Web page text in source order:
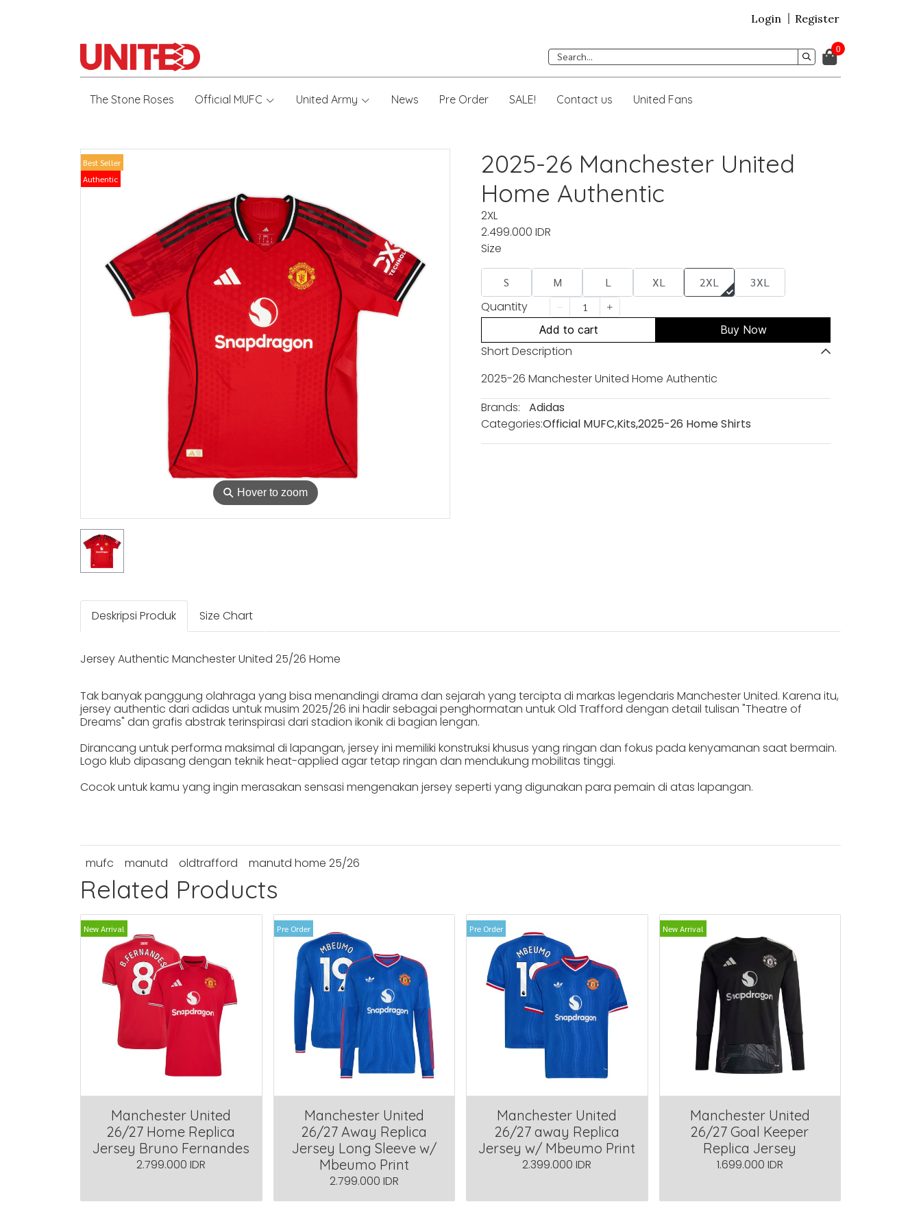
Login Register
0
The Stone Roses Official MUFC United Army News Pre Order SALE! Contact us United Fans
⚲ Hover to zoom
Best Seller
Authentic
2025-26 Manchester United
Home Authentic
2XL
2.499.000 IDR
Size
S M L XL 2XL 3XL
Quantity
Add to cart Buy Now
Short Description
2025-26 Manchester United Home Authentic
Brands:
Adidas
Categories:Official MUFC,Kits,2025-26 Home Shirts
Deskripsi Produk Size Chart
Jersey Authentic Manchester United 25/26 Home
Tak banyak panggung olahraga yang bisa menandingi drama dan sejarah yang tercipta di markas legendaris Manchester United. Karena itu,
jersey authentic dari adidas untuk musim 2025/26 ini hadir sebagai penghormatan untuk Old Trafford dengan detail tulisan "Theatre of
Dreams" dan grafis abstrak terinspirasi dari stadion ikonik di bagian lengan.
Dirancang untuk performa maksimal di lapangan, jersey ini memiliki konstruksi khusus yang ringan dan fokus pada kenyamanan saat bermain.
Logo klub dipasang dengan teknik heat-applied agar tetap ringan dan mendukung mobilitas tinggi.
Cocok untuk kamu yang ingin merasakan sensasi mengenakan jersey seperti yang digunakan para pemain di atas lapangan.
mufc manutd oldtrafford manutd home 25/26
Related Products
New Arrival
Manchester United
26/27 Home Replica
Jersey Bruno Fernandes
2.799.000 IDR
Pre Order
Manchester United
26/27 Away Replica
Jersey Long Sleeve w/
Mbeumo Print
2.799.000 IDR
Pre Order
Manchester United
26/27 away Replica
Jersey w/ Mbeumo Print
2.399.000 IDR
New Arrival
Manchester United
26/27 Goal Keeper
Replica Jersey
1.699.000 IDR